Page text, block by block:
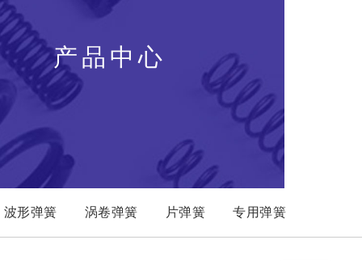
产品中心
波形弹簧 涡卷弹簧 片弹簧 专用弹簧